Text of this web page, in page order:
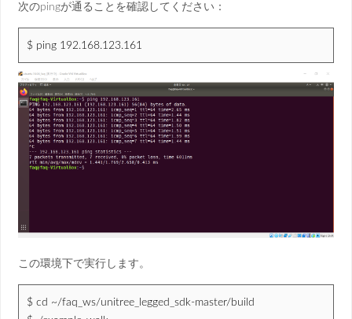
次のpingが通ることを確認してください：
$ ping 192.168.123.161
この環境下で実行します。
$ cd ~/faq_ws/unitree_legged_sdk-master/build